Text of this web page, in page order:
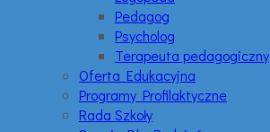
Pedagog
Psycholog
Terapeuta pedagogiczny
Oferta Edukacyjna
Programy Profilaktyczne
Rada Szkoły